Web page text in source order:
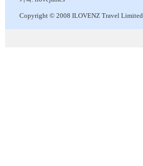
Copyright © 2008 ILOVENZ Travel Limited